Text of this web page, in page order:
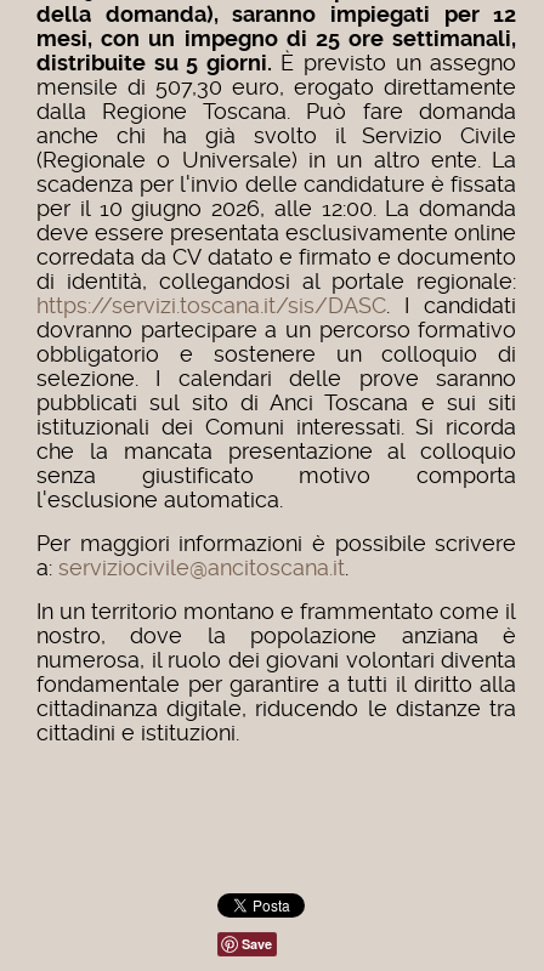
della domanda), saranno impiegati per 12
mesi, con un impegno di 25 ore settimanali,
distribuite su 5 giorni. È previsto un assegno
mensile di 507,30 euro, erogato direttamente
dalla Regione Toscana. Può fare domanda
anche chi ha già svolto il Servizio Civile
(Regionale o Universale) in un altro ente. La
scadenza per l'invio delle candidature è fissata
per il 10 giugno 2026, alle 12:00. La domanda
deve essere presentata esclusivamente online
corredata da CV datato e firmato e documento
di identità, collegandosi al portale regionale:
https://servizi.toscana.it/sis/DASC. I candidati
dovranno partecipare a un percorso formativo
obbligatorio e sostenere un colloquio di
selezione. I calendari delle prove saranno
pubblicati sul sito di Anci Toscana e sui siti
istituzionali dei Comuni interessati. Si ricorda
che la mancata presentazione al colloquio
senza giustificato motivo comporta
l'esclusione automatica.
Per maggiori informazioni è possibile scrivere
a: serviziocivile@ancitoscana.it.
In un territorio montano e frammentato come il
nostro, dove la popolazione anziana è
numerosa, il ruolo dei giovani volontari diventa
fondamentale per garantire a tutti il diritto alla
cittadinanza digitale, riducendo le distanze tra
cittadini e istituzioni.
Save